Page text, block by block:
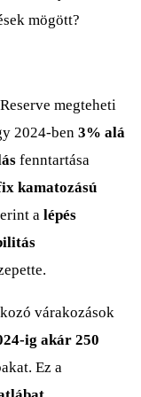
mögött?
megteheti
2024-ben 3% alá
fenntartása
kamatozású
a lépés
várakozások
ig akár 250
Ez a